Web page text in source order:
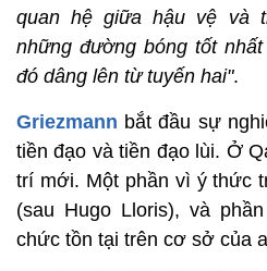
quan hệ giữa hậu vệ và
những đường bóng tốt
đó dâng lên từ tuyến hai".
Griezmann bắt đầu sự
tiền đạo và tiền đạo lùi. Ở
trí mới. Một phần vì ý thức
(sau Hugo Lloris), và
chức tồn tại trên cơ sở của